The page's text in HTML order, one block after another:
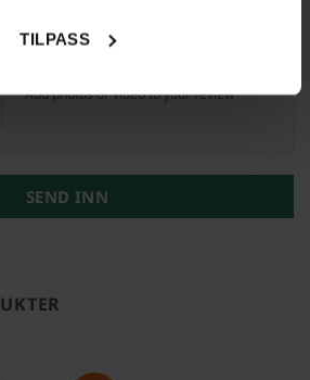
TILPASS
Add photos or video to your review
SEND INN